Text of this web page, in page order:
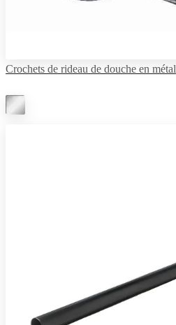
Crochets de rideau de douche en métal